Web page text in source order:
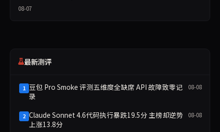
08-07
最新测评
1 豆包 Pro Smoke 评测五维度全缺席 API 故障致零记
录
08-08
2 Claude Sonnet 4.6代码执行暴跌19.5分 主榜却逆势
上涨13.8分
08-08